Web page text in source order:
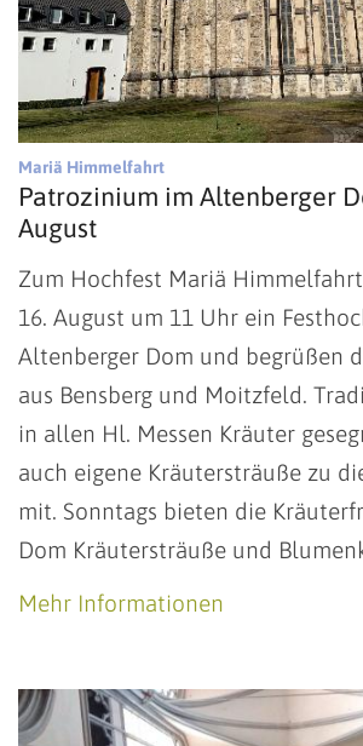
Mariä Himmelfahrt:
Patrozinium im Altenberger
August
Zum Hochfest Mariä
16. August um 11 Uhr ein
Altenberger Dom und begrüßen
aus Bensberg und Moitzfeld.
in allen Hl. Messen Kräuter
auch eigene Kräutersträuße zu
mit. Sonntags bieten die
Dom Kräutersträuße und
Mehr Informationen